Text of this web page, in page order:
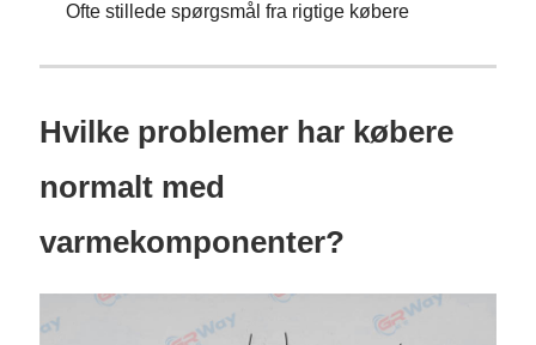
Ofte stillede spørgsmål fra rigtige købere
Hvilke problemer har købere
normalt med
varmekomponenter?